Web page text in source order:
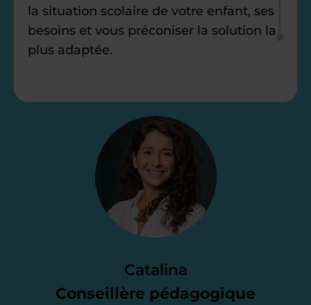
Catalina
Conseillère pédagogique
la situation scolaire de votre enfant, ses
besoins et vous préconiser la solution la
plus adaptée.
Étape 2
Je vous envoie une
proposition
d’accompagnement
parfait. À partir de maintenant nous
nous occupons de tout.